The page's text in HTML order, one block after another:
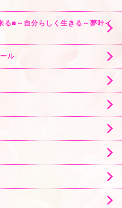
る■～自分らしく生きる～夢叶イ
ル